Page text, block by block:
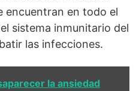
encuentran en todo el
sistema inmunitario del
las infecciones.
la ansiedad